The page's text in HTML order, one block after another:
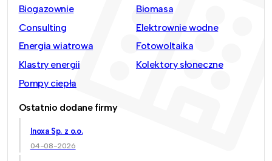
Biogazownie
Biomasa
Consulting
Elektrownie wodne
Energia wiatrowa
Fotowoltaika
Klastry energii
Kolektory słoneczne
Pompy ciepła
Ostatnio dodane firmy
Inoxa Sp. z o.o.
04-08-2026